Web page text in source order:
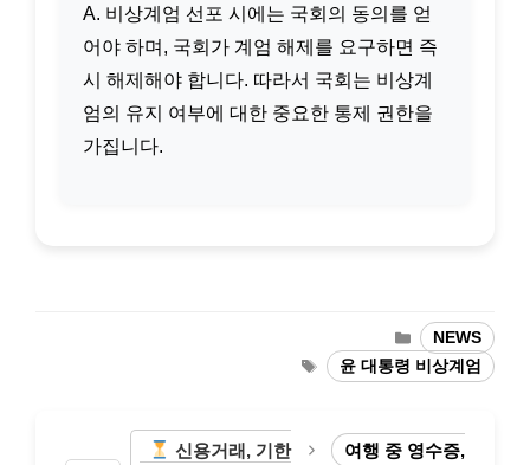
A. 비상계엄 선포 시에는 국회의 동의를 얻
어야 하며, 국회가 계엄 해제를 요구하면 즉
시 해제해야 합니다. 따라서 국회는 비상계
엄의 유지 여부에 대한 중요한 통제 권한을
가집니다.
카
테
고
NEWS
태
그
윤 대통령 비상계엄
신용거래, 기한
여행 중 영수증,